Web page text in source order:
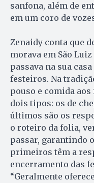
sanfona, além de
em um coro de
Zenaidy conta que
morava em São
passava na sua
festeiros. Na
pouso e comida
dois tipos: os de
últimos são os
o roteiro da folia,
passar, garantindo
primeiros têm a
encerramento das
“Geralmente